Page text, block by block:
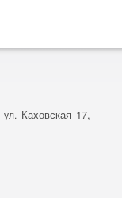
ул. Каховская 17,